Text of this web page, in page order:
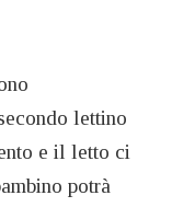
lettino
e il letto ci
potrà